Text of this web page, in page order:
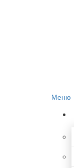
Меню